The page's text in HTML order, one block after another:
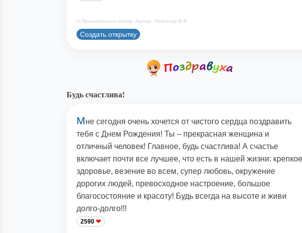
© Принадлежит сайту. Автор: Печенова В.В.
Создать открытку
Будь счастлива!
Мне сегодня очень хочется от чистого сердца поздравить
тебя с Днем Рождения! Ты – прекрасная женщина и
отличный человек! Главное, будь счастлива! А счастье
включает почти все лучшее, что есть в нашей жизни: крепкое
здоровье, везение во всем, супер любовь, окружение
дорогих людей, превосходное настроение, большое
благосостояние и красоту! Будь всегда на высоте и живи
долго-долго!!!
2590